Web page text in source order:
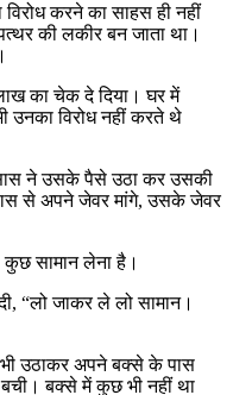
करने का साहस ही नहीं
की लकीर बन जाता था।
का चेक दे दिया। घर में
उनका विरोध नहीं करते थे
ने उसके पैसे उठा कर उसकी
से अपने जेवर मांगे, उसके जेवर
कुछ सामान लेना है।
“लो जाकर ले लो सामान।
उठाकर अपने बक्से के पास
बक्से में कुछ भी नहीं था